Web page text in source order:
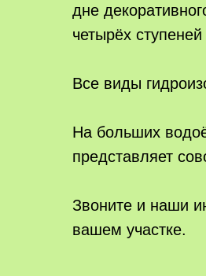
дне
четырёх
Все виды
На больших
представляет
Звоните и наши
вашем участке.